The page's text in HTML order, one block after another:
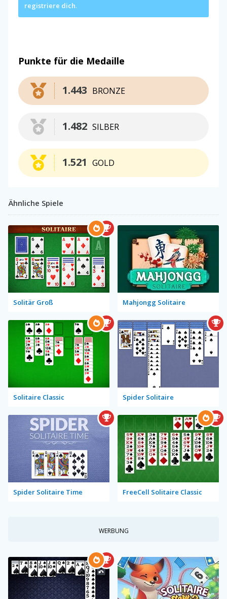
registriere dich.
Punkte für die Medaille
BRONZE
1.443
SILBER
1.482
GOLD
1.521
Ähnliche Spiele
Solitär Groß Mahjongg Solitaire
Solitaire Classic Spider Solitaire
Spider Solitaire Time FreeCell Solitaire Classic
WERBUNG